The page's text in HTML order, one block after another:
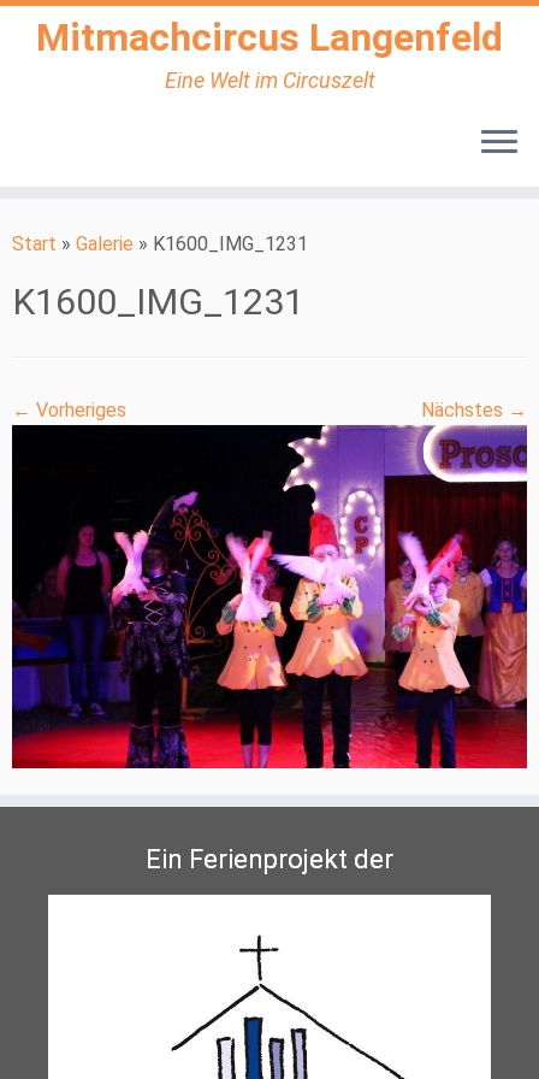
Inhalt
Mitmachcircus Langenfeld
Eine Welt im Circuszelt
Start » Galerie » K1600_IMG_1231
K1600_IMG_1231
← Vorheriges Nächstes →
Ein Ferienprojekt der